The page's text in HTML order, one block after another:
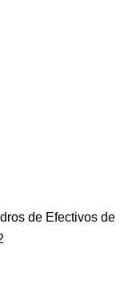
de Efectivos de